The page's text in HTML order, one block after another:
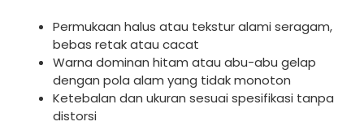
Permukaan halus atau tekstur alami seragam,
bebas retak atau cacat
Warna dominan hitam atau abu-abu gelap
dengan pola alam yang tidak monoton
Ketebalan dan ukuran sesuai spesifikasi tanpa
distorsi